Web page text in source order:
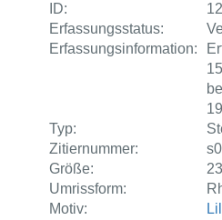
ID:
Erfassungsstatus:
Erfassungsinformation:
Typ:
Zitiernummer:
Größe:
Umrissform:
Motiv: